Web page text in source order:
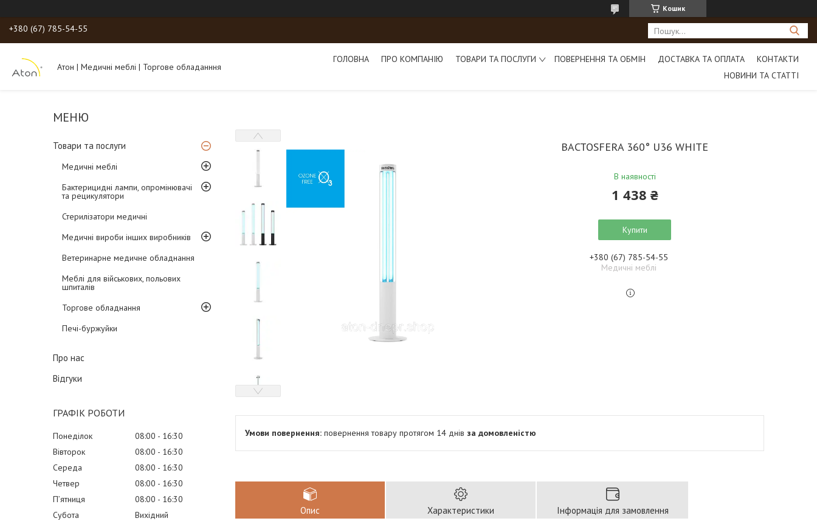
Кошик
+380 (67) 785-54-55
Атон | Медичні меблі | Торгове обладанння
ГОЛОВНА ПРО КОМПАНІЮ ТОВАРИ ТА ПОСЛУГИ ПОВЕРНЕННЯ ТА ОБМІН ДОСТАВКА ТА ОПЛАТА
КОНТАКТИ
НОВИНИ ТА СТАТТІ
Товари та послуги
Медичні меблі
Бактерицидні лампи, опромінювачі
та рецикулятори
Стерилізатори медичні
Медичні вироби інших виробників
Ветеринарне медичне обладнання
Меблі для військових, польових
шпиталів
Торгове обладнання
Печі-буржуйки
Про нас
Відгуки
ГРАФІК РОБОТИ
Понеділок 08:00
16:30
Вівторок
08:00
16:30
Середа
08:00
16:30
Четвер
08:00
16:30
Пʼятниця
08:00
16:30
Субота
Вихідний
BACTOSFERA 360° U36 WHITE
В наявності
1 438 ₴
Купити
+380 (67) 785-54-55
Медичні меблі
повернення товару протягом 14 днів за домовленістю
Опис Характеристики Інформація для замовлення